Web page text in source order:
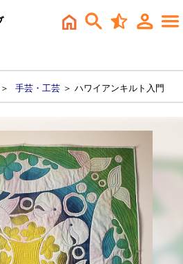
＞ 手芸・工芸 ＞ ハワイアンキルト入門